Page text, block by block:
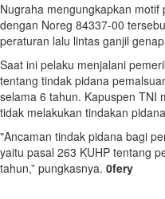
Nugraha mengungkapkan
dengan Noreg 84337-00
peraturan lalu lintas ganjil
Saat ini pelaku menjalani
tentang tindak pidana
selama 6 tahun. Kapuspen TNI
tidak melakukan tindakan
"Ancaman tindak pidana bagi
yaitu pasal 263 KUHP tentang
tahun,” pungkasnya. 0fery